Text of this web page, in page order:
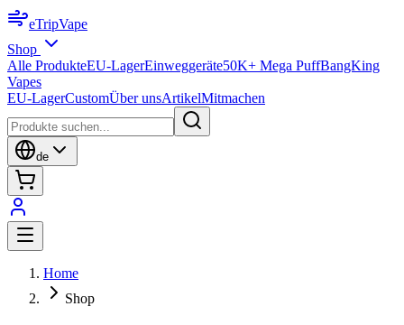
eTripVape
Shop
Alle ProdukteEU-LagerEinweggeräte50K+ Mega PuffBangKing
Vapes
EU-LagerCustomÜber unsArtikelMitmachen
de
Home
Shop